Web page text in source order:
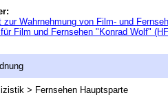
zur Wahrnehmung von Film- und
Film und Fernsehen "Konrad Wolf"
> Fernsehen Hauptsparte